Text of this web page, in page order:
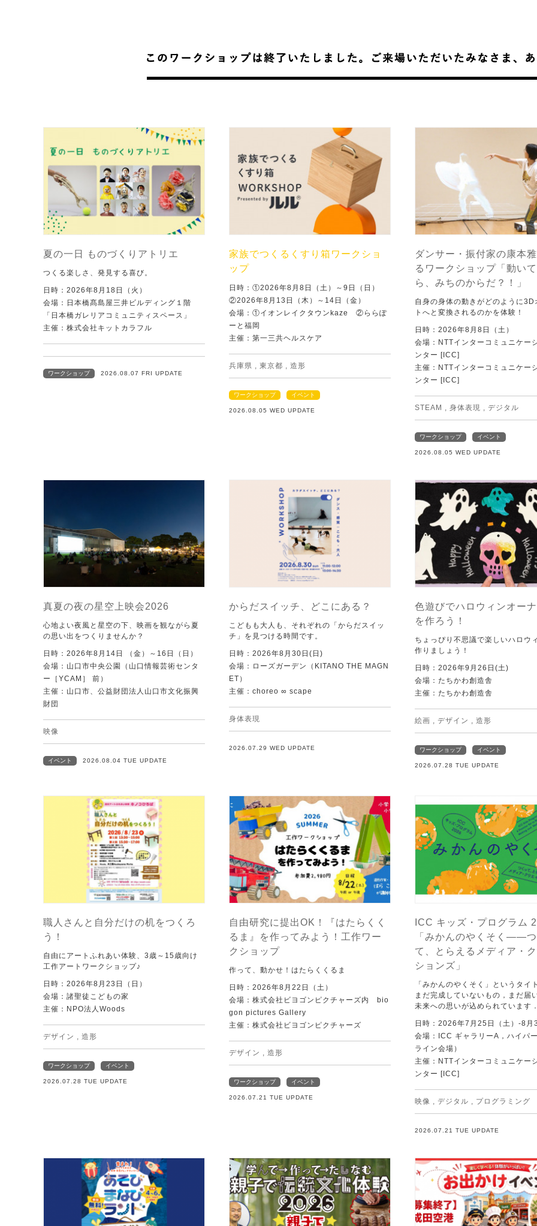
夏の一日 ものづくりアトリエ
つくる楽しさ、発見する喜び。
日時：2026年8月18日（火）
会場：日本橋髙島屋三井ビルディング１階
「日本橋ガレリアコミュニティスペース」
主催：株式会社キットカラフル
ワークショップ 2026.08.07 FRI UPDATE
家族でつくるくすり箱ワークショ
ップ
日時：①2026年8月8日（土）～9日（日）
②2026年8月13日（木）～14日（金）
会場：①イオンレイクタウンkaze ②ららぽ
ーと福岡
主催：第一三共ヘルスケア
兵庫県 東京都 造形
ワークショップ イベント
2026.08.05 WED UPDATE
ダンサー・振付家の康本
るワークショップ「動い
ら、みちのからだ？！」
自身の身体の動きがどのように3D
トへと変換されるのかを体験！
日時：2026年8月8日（土）
会場：NTTインターコミュニケー
ンター [ICC]
主催：NTTインターコミュニケー
ンター [ICC]
STEAM 身体表現 デジタル
ワークショップ イベント
2026.08.05 WED UPDATE
真夏の夜の星空上映会2026
心地よい夜風と星空の下、映画を観ながら夏
の思い出をつくりませんか？
日時：2026年8月14日 （金）～16日（日）
会場：山口市中央公園（山口情報芸術センタ
ー［YCAM］ 前）
主催：山口市、公益財団法人山口市文化振興
財団
映像
イベント 2026.08.04 TUE UPDATE
からだスイッチ、どこにある？
こどもも大人も、それぞれの「からだスイッ
チ」を見つける時間です。
日時：2026年8月30日(日)
会場：ローズガーデン（KITANO THE MAGN
ET）
主催：choreo ∞ scape
身体表現
2026.07.29 WED UPDATE
色遊びでハロウィンオー
を作ろう！
ちょっぴり不思議で楽しいハロウ
作りましょう！
日時：2026年9月26日(土)
会場：たちかわ創造舎
主催：たちかわ創造舎
絵画 デザイン 造形
ワークショップ イベント
2026.07.28 TUE UPDATE
職人さんと自分だけの机をつくろ
う！
自由にアートふれあい体験、3歳～15歳向け
工作アートワークショップ♪
日時：2026年8月23日（日）
会場：諸聖徒こどもの家
主催：NPO法人Woods
デザイン 造形
ワークショップ イベント
2026.07.28 TUE UPDATE
自由研究に提出OK！『はたらくく
るま』を作ってみよう！工作ワー
クショップ
作って、動かせ！はたらくくるま
日時：2026年8月22日（土）
会場：株式会社ビヨゴンピクチャーズ内 bio
gon pictures Gallery
主催：株式会社ビヨゴンピクチャーズ
デザイン 造形
ワークショップ イベント
2026.07.21 TUE UPDATE
ICC キッズ・プログラム
「みかんのやくそく——
て、とらえるメディア・
ションズ」
「みかんのやくそく」というタイ
まだ完成していないもの，まだ届
未来への思いが込められています
日時：2026年7月25日（土）-8月
会場：ICC ギャラリーA，ハイパ
ライン会場）
主催：NTTインターコミュニケー
ンター [ICC]
映像 デジタル プログラミング
2026.07.21 TUE UPDATE